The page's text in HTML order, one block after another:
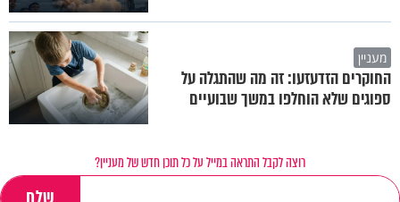
מעניין
החוקרים הזדעזעו: זה מה שהתגלה על
ספוגים שלא הוחלפו במשך שבועיים
רוצה לקבל התראה במייל על כל תוכן חדש של מעניין?